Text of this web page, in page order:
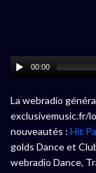
00:00
La webradio
exclusivemusic.fr/
nouveautés : Hit
golds Dance et
webradio Dance,